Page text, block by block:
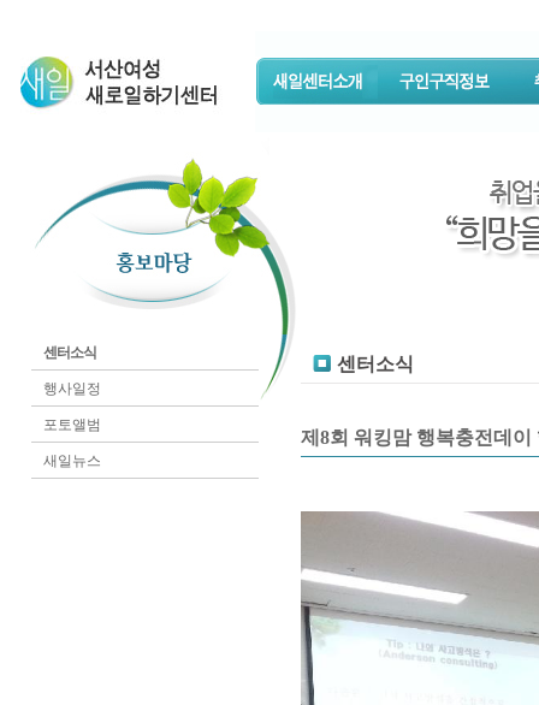
센터소식
행사일정
포토앨범
새일뉴스
센터소식
제8회 워킹맘 행복충전데이